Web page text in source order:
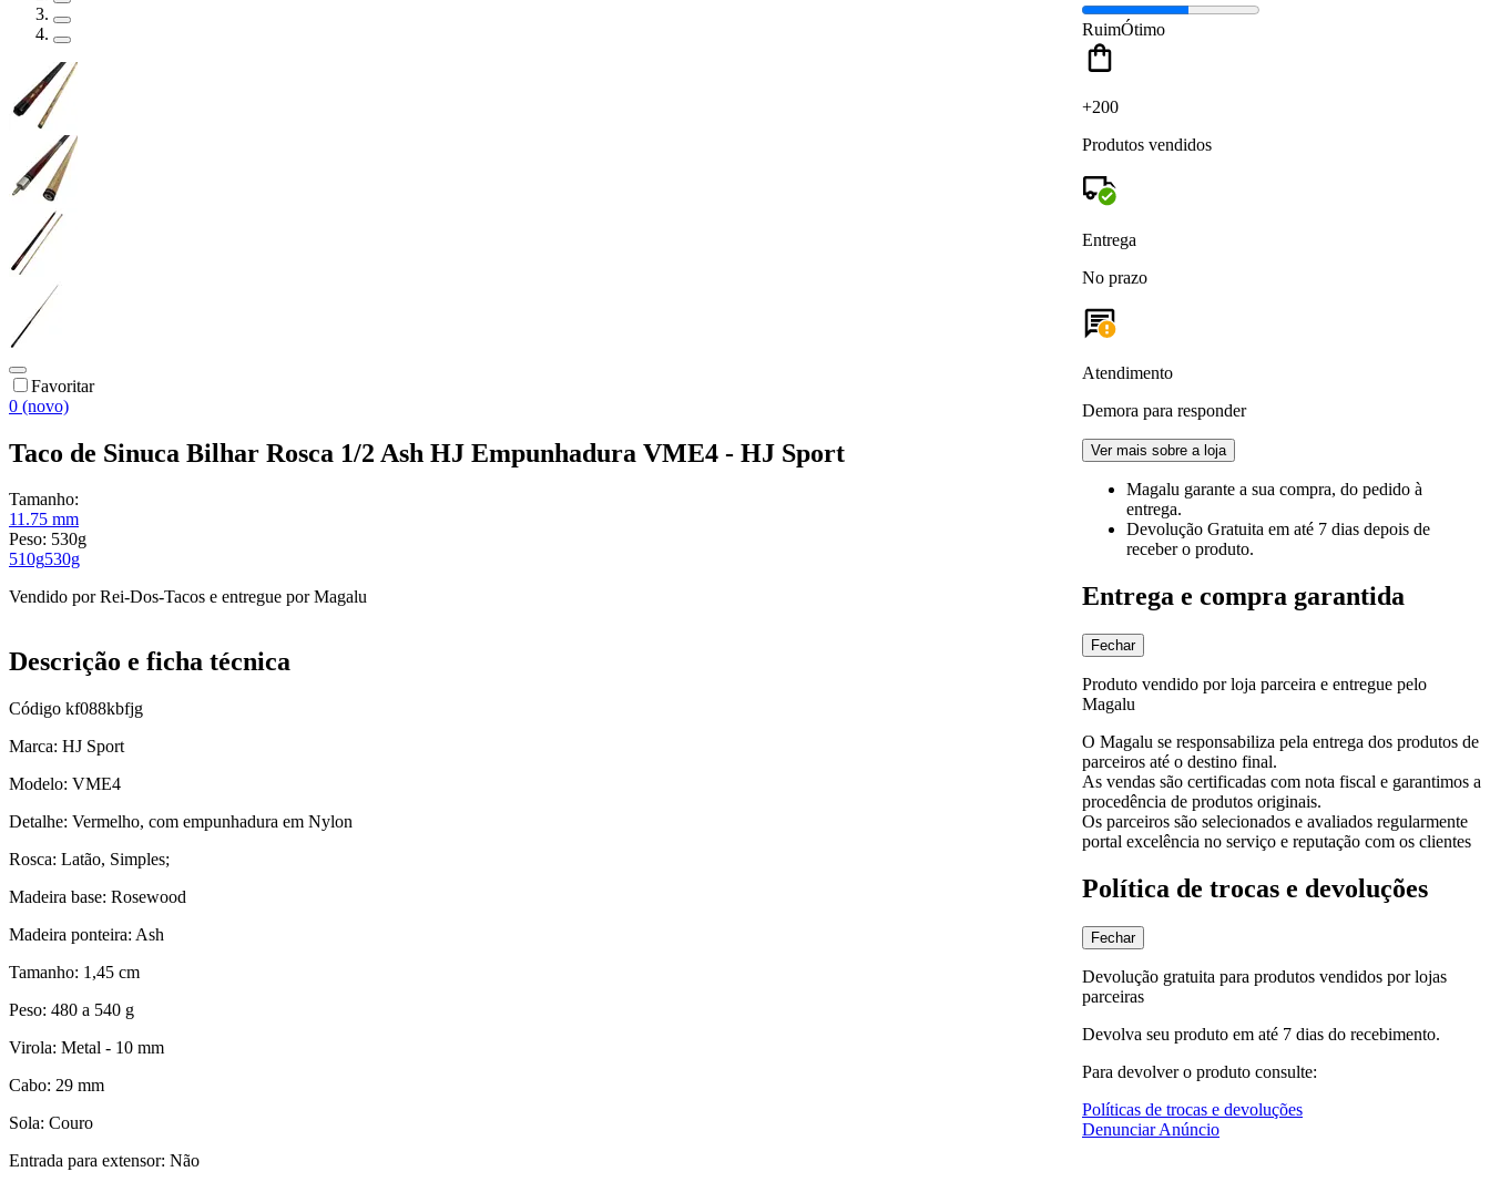
Favoritar
0 (novo)
Taco de Sinuca Bilhar Rosca 1/2 Ash HJ Empunhadura VME4 - HJ Sport
Tamanho:
11.75 mm
Peso: 530g
510g530g
Vendido porRei-Dos-Tacos e entregue por Magalu
RuimÓtimo
+200
Produtos vendidos
Entrega
No prazo
Atendimento
Demora para responder
Ver mais sobre a loja
Magalu garante a sua compra, do pedido à
entrega.
Devolução Gratuita em até 7 dias depois de
receber o produto.
Entrega e compra garantida
Fechar
Produto vendido por loja parceira e entregue pelo
Magalu
O Magalu se responsabiliza pela entrega dos produtos de
parceiros até o destino final.
As vendas são certificadas com nota fiscal e garantimos a
procedência de produtos originais.
Os parceiros são selecionados e avaliados regularmente
portal excelência no serviço e reputação com os clientes
Política de trocas e devoluções
Fechar
Devolução gratuita para produtos vendidos por lojas
parceiras
Devolva seu produto em até 7 dias do recebimento.
Para devolver o produto consulte:
Políticas de trocas e devoluções
Denunciar Anúncio
Descrição e ficha técnica
Código kf088kbfjg
Marca: HJ Sport
Modelo: VME4
Detalhe: Vermelho, com empunhadura em Nylon
Rosca: Latão, Simples;
Madeira base: Rosewood
Madeira ponteira: Ash
Tamanho: 1,45 cm
Peso: 480 a 540 g
Virola: Metal - 10 mm
Cabo: 29 mm
Sola: Couro
Entrada para extensor: Não